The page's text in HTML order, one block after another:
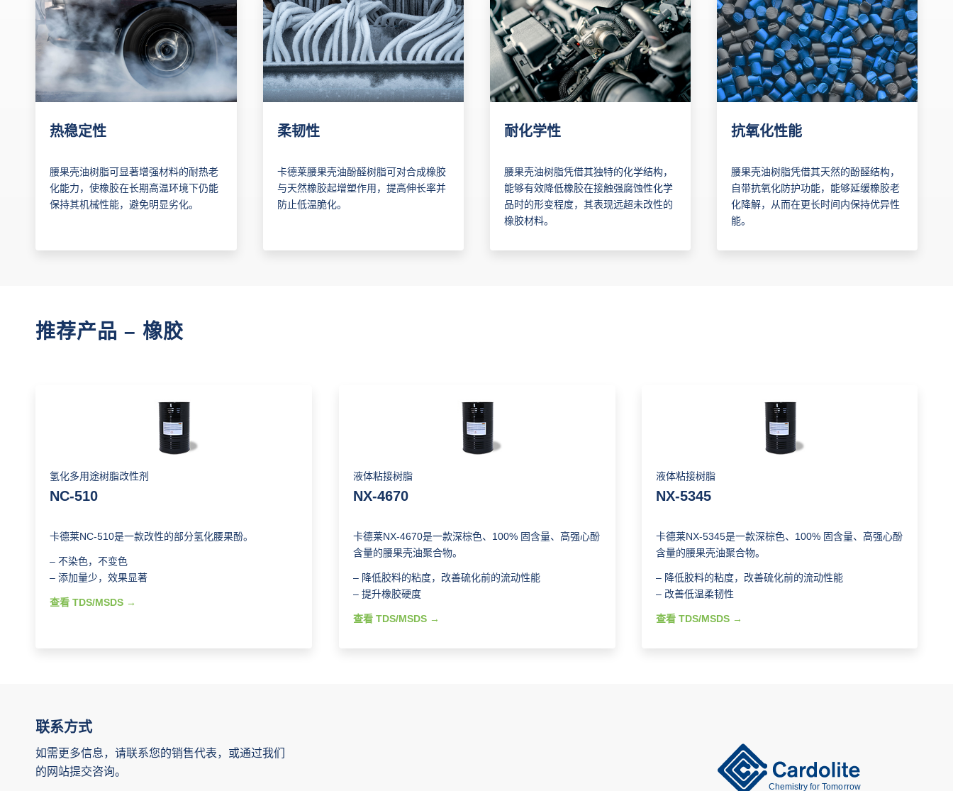
热稳定性
腰果壳油树脂可显著增强材料的耐热老
化能力，使橡胶在长期高温环境下仍能
保持其机械性能，避免明显劣化。
柔韧性
卡德莱腰果壳油酚醛树脂可对合成橡胶
与天然橡胶起增塑作用，提高伸长率并
防止低温脆化。
耐化学性
腰果壳油树脂凭借其独特的化学结构，
能够有效降低橡胶在接触强腐蚀性化学
品时的形变程度，其表现远超未改性的
橡胶材料。
抗氧化性能
腰果壳油树脂凭借其天然的酚醛结构，
自带抗氧化防护功能，能够延缓橡胶老
化降解，从而在更长时间内保持优异性
能。
推荐产品 – 橡胶
氢化多用途树脂改性剂
NC-510
卡德莱NC-510是一款改性的部分氢化腰果酚。
– 不染色，不变色
– 添加量少，效果显著
查看 TDS/MSDS
液体粘接树脂
NX-4670
卡德莱NX-4670是一款深棕色、100% 固含量、高强心酚
含量的腰果壳油聚合物。
– 降低胶料的粘度，改善硫化前的流动性能
– 提升橡胶硬度
查看 TDS/MSDS
液体粘接树脂
NX-5345
卡德莱NX-5345是一款深棕色、100% 固含量、高强心酚
含量的腰果壳油聚合物。
– 降低胶料的粘度，改善硫化前的流动性能
– 改善低温柔韧性
查看 TDS/MSDS
联系方式
如需更多信息，请联系您的销售代表，或通过我们
的网站提交咨询。